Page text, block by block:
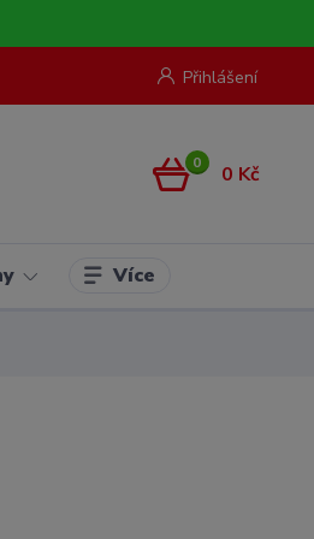
Přihlášení
0 0 Kč
Více